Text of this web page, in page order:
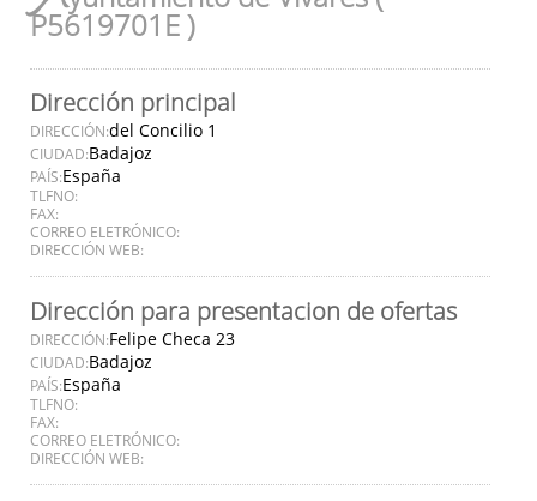
P5619701E )
Dirección principal
DIRECCIÓN:del Concilio 1
CIUDAD:Badajoz
PAÍS:España
TLFNO:
FAX:
CORREO ELETRÓNICO:
DIRECCIÓN WEB:
Dirección para presentacion de ofertas
DIRECCIÓN:Felipe Checa 23
CIUDAD:Badajoz
PAÍS:España
TLFNO:
FAX:
CORREO ELETRÓNICO:
DIRECCIÓN WEB: